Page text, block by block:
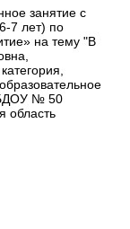
занятие с
7 лет) по
на тему "В
№ 50
область